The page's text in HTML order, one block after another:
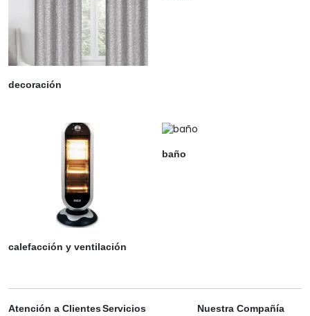
decoración
calefacción y ventilación
baño
Atención a ClientesServicios Nuestra Compañía